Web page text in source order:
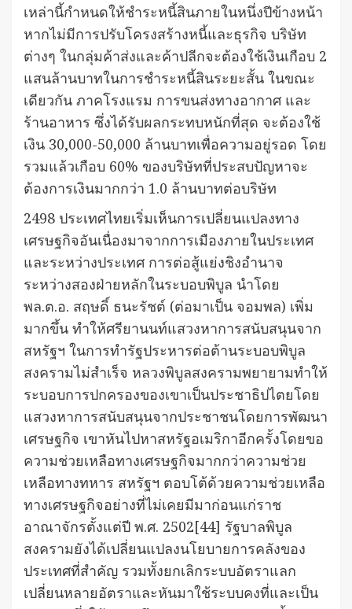
เหล่านี้กำหนดให้ชำระหนี้สินภายในหนึ่งปีข้างหน้า
หากไม่มีการปรับโครงสร้างหนี้และธุรกิจ บริษัท
ต่างๆ ในกลุ่มค้าส่งและค้าปลีกจะต้องใช้เงินเกือบ 2
แสนล้านบาทในการชำระหนี้สินระยะสั้น ในขณะ
เดียวกัน ภาคโรงแรม การขนส่งทางอากาศ และ
ร้านอาหาร ซึ่งได้รับผลกระทบหนักที่สุด จะต้องใช้
เงิน 30,000-50,000 ล้านบาทเพื่อความอยู่รอด โดย
รวมแล้วเกือบ 60% ของบริษัทที่ประสบปัญหาจะ
ต้องการเงินมากกว่า 1.0 ล้านบาทต่อบริษัท
2498 ประเทศไทยเริ่มเห็นการเปลี่ยนแปลงทาง
เศรษฐกิจอันเนื่องมาจากการเมืองภายในประเทศ
และระหว่างประเทศ การต่อสู้แย่งชิงอำนาจ
ระหว่างสองฝ่ายหลักในระบอบพิบูล นำโดย
พล.ต.อ. สฤษดิ์ ธนะรัชต์ (ต่อมาเป็น จอมพล) เพิ่ม
มากขึ้น ทำให้ศรียานนท์แสวงหาการสนับสนุนจาก
สหรัฐฯ ในการทำรัฐประหารต่อต้านระบอบพิบูล
สงครามไม่สำเร็จ หลวงพิบูลสงครามพยายามทำให้
ระบอบการปกครองของเขาเป็นประชาธิปไตยโดย
แสวงหาการสนับสนุนจากประชาชนโดยการพัฒนา
เศรษฐกิจ เขาหันไปหาสหรัฐอเมริกาอีกครั้งโดยขอ
ความช่วยเหลือทางเศรษฐกิจมากกว่าความช่วย
เหลือทางทหาร สหรัฐฯ ตอบโต้ด้วยความช่วยเหลือ
ทางเศรษฐกิจอย่างที่ไม่เคยมีมาก่อนแก่ราช
อาณาจักรตั้งแต่ปี พ.ศ. 2502[44] รัฐบาลพิบูล
สงครามยังได้เปลี่ยนแปลงนโยบายการคลังของ
ประเทศที่สำคัญ รวมทั้งยกเลิกระบบอัตราแลก
เปลี่ยนหลายอัตราและหันมาใช้ระบบคงที่และเป็น